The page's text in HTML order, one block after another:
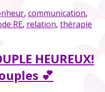
, communication,
RE, relation, thérapie
HEUREUX!
💕